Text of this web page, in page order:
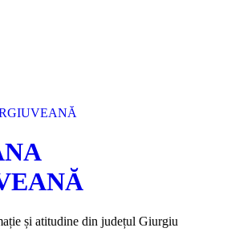
și atitudine din județul Giurgiu